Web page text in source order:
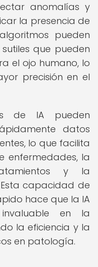
anomalías y
la presencia de
pueden
que pueden
el ojo humano, lo
precisión en el
de IA pueden
datos
lo que facilita
enfermedades, la
y la
capacidad de
hace que la IA
en la
la eficiencia y la
en patología.